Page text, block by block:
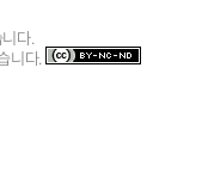
다.
니다.